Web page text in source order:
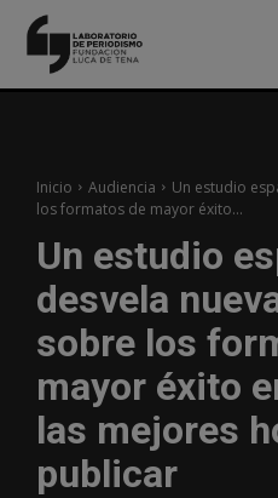
Inicio Audiencia
Un estudio
los formatos de mayor éxito...
Un estudio
desvela
sobre los
mayor éxito
las mejores
publicar